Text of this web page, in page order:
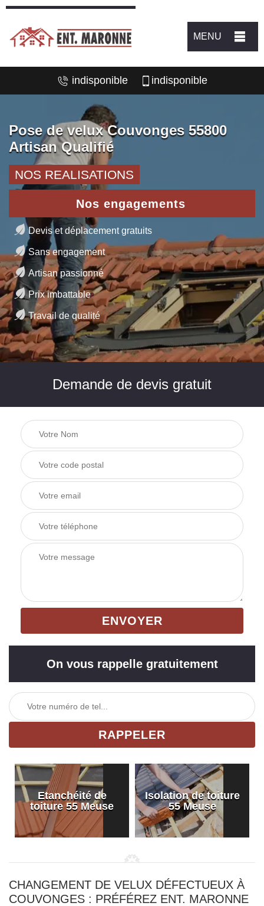
MENU
indisponible indisponible
Pose de velux Couvonges 55800
Artisan Qualifié
NOS REALISATIONS
Nos engagements
Devis et déplacement gratuits
Sans engagement
Artisan passionné
Prix imbattable
Travail de qualité
Demande de devis gratuit
On vous rappelle gratuitement
Etanchéité de
toiture 55 Meuse
Isolation de toiture
55 Meuse
CHANGEMENT DE VELUX DÉFECTUEUX À
COUVONGES : PRÉFÉREZ ENT. MARONNE